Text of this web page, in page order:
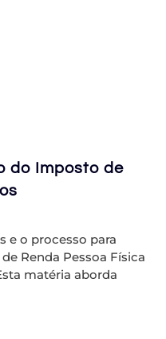
do Imposto de
e o processo para
Renda Pessoa Física
matéria aborda